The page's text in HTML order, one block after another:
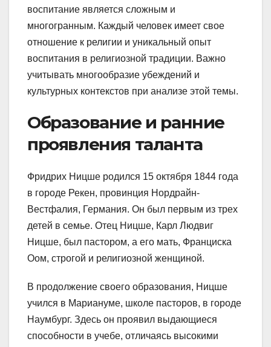
воспитание является сложным и
многогранным. Каждый человек имеет свое
отношение к религии и уникальный опыт
воспитания в религиозной традиции. Важно
учитывать многообразие убеждений и
культурных контекстов при анализе этой темы.
Образование и ранние
проявления таланта
Фридрих Ницше родился 15 октября 1844 года
в городе Рекен, провинция Нордрайн-
Вестфалия, Германия. Он был первым из трех
детей в семье. Отец Ницше, Карл Людвиг
Ницше, был пастором, а его мать, Франциска
Оом, строгой и религиозной женщиной.
В продолжение своего образования, Ницше
учился в Мариануме, школе пасторов, в городе
Наумбург. Здесь он проявил выдающиеся
способности в учебе, отличаясь высокими